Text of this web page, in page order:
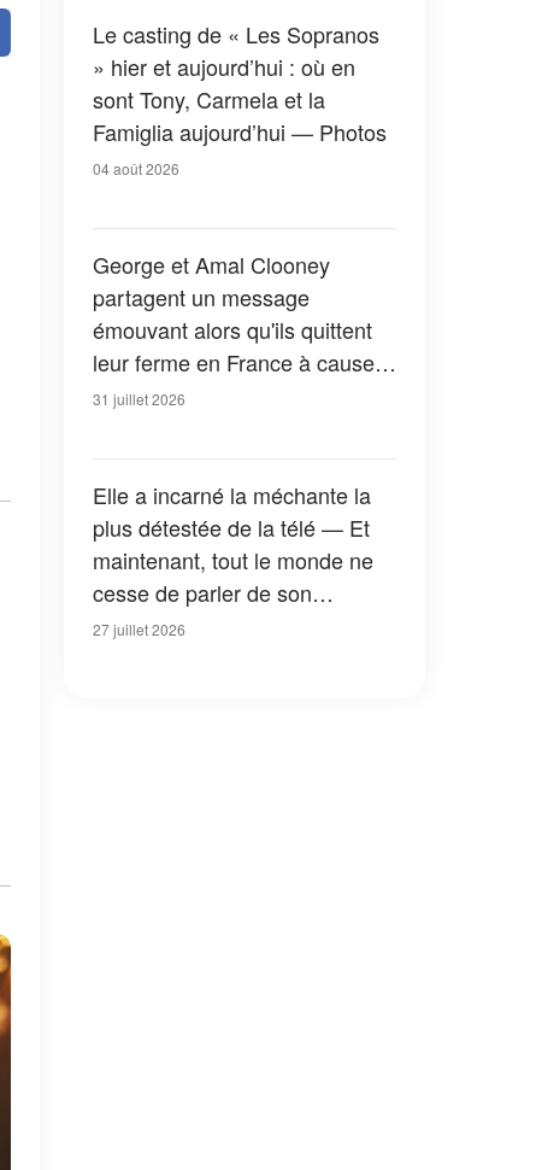
Le casting de « Les Sopranos
» hier et aujourd’hui : où en
sont Tony, Carmela et la
Famiglia aujourd’hui — Photos
04 août 2026
George et Amal Clooney
partagent un message
émouvant alors qu'ils quittent
leur ferme en France à cause
des feux de forêt — Tous les
31 juillet 2026
Elle a incarné la méchante la
plus détestée de la télé — Et
maintenant, tout le monde ne
cesse de parler de son
apparition dans la nouvelle
27 juillet 2026